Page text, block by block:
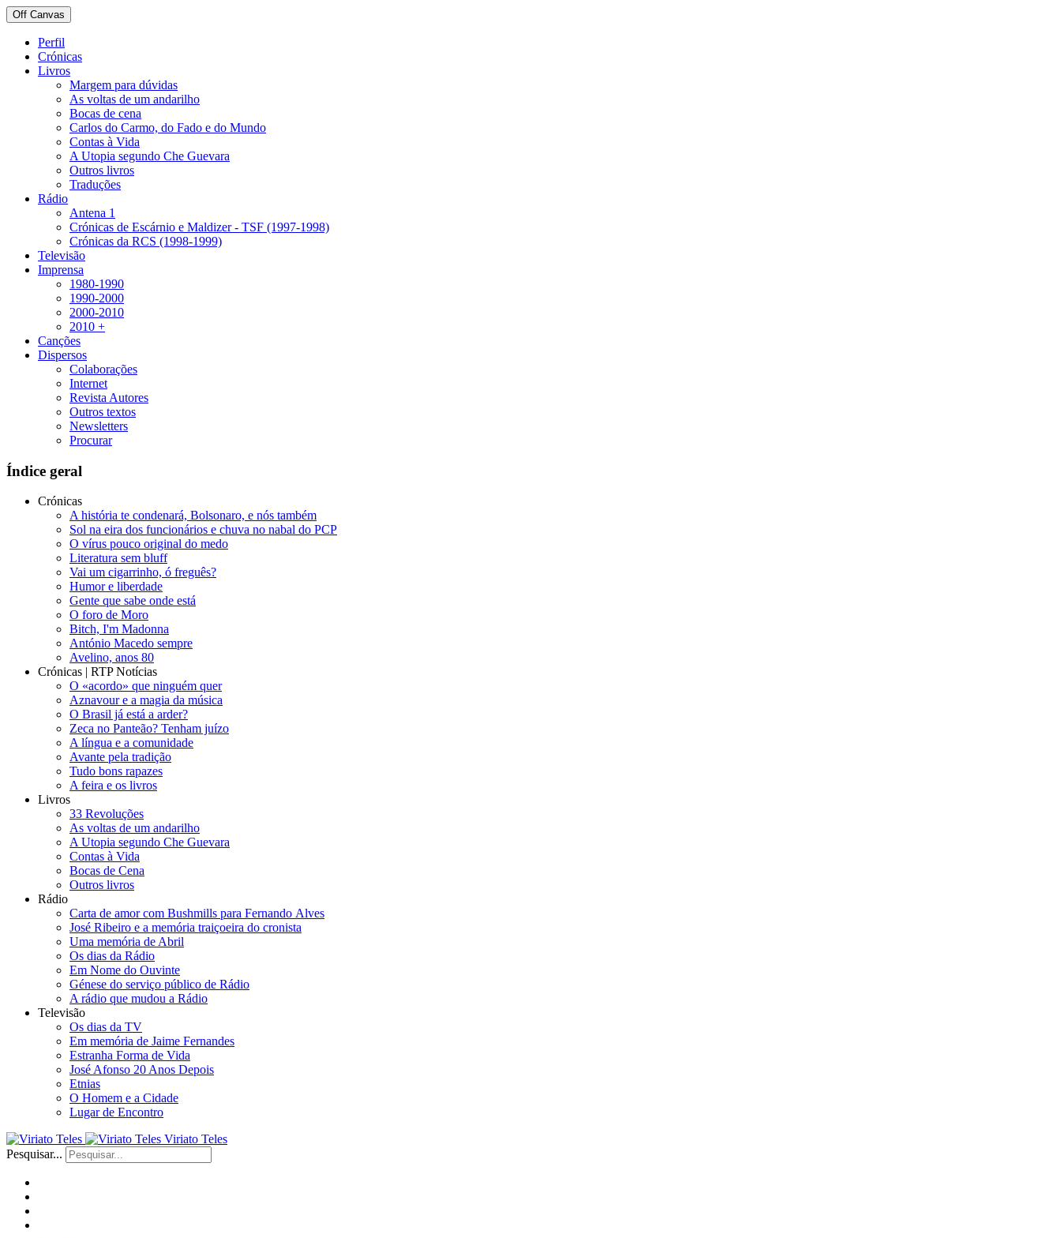
Off Canvas
Perfil
Crónicas
Livros
Margem para dúvidas
As voltas de um andarilho
Bocas de cena
Carlos do Carmo, do Fado e do Mundo
Contas à Vida
A Utopia segundo Che Guevara
Outros livros
Traduções
Rádio
Antena 1
Crónicas de Escárnio e Maldizer - TSF (1997-1998)
Crónicas da RCS (1998-1999)
Televisão
Imprensa
1980-1990
1990-2000
2000-2010
2010 +
Canções
Dispersos
Colaborações
Internet
Revista Autores
Outros textos
Newsletters
Procurar
Índice geral
Crónicas
A história te condenará, Bolsonaro, e nós também
Sol na eira dos funcionários e chuva no nabal do PCP
O vírus pouco original do medo
Literatura sem bluff
Vai um cigarrinho, ó freguês?
Humor e liberdade
Gente que sabe onde está
O foro de Moro
Bitch, I'm Madonna
António Macedo sempre
Avelino, anos 80
Crónicas | RTP Notícias
O «acordo» que ninguém quer
Aznavour e a magia da música
O Brasil já está a arder?
Zeca no Panteão? Tenham juízo
A língua e a comunidade
Avante pela tradição
Tudo bons rapazes
A feira e os livros
Livros
33 Revoluções
As voltas de um andarilho
A Utopia segundo Che Guevara
Contas à Vida
Bocas de Cena
Outros livros
Rádio
Carta de amor com Bushmills para Fernando Alves
José Ribeiro e a memória traiçoeira do cronista
Uma memória de Abril
Os dias da Rádio
Em Nome do Ouvinte
Génese do serviço público de Rádio
A rádio que mudou a Rádio
Televisão
Os dias da TV
Em memória de Jaime Fernandes
Estranha Forma de Vida
José Afonso 20 Anos Depois
Etnias
O Homem e a Cidade
Lugar de Encontro
Viriato Teles
Pesquisar...